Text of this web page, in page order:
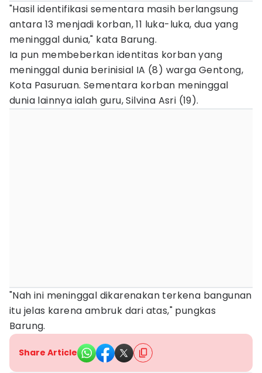
"Hasil identifikasi sementara masih berlangsung
antara 13 menjadi korban, 11 luka-luka, dua yang
meninggal dunia," kata Barung.
Ia pun membeberkan identitas korban yang
meninggal dunia berinisial IA (8) warga Gentong,
Kota Pasuruan. Sementara korban meninggal
dunia lainnya ialah guru, Silvina Asri (19).
"Nah ini meninggal dikarenakan terkena bangunan
itu jelas karena ambruk dari atas," pungkas
Barung.
Share Article